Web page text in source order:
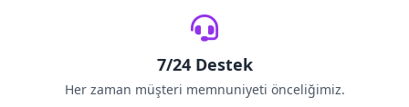
7/24 Destek
Her zaman müşteri memnuniyeti önceliğimiz.